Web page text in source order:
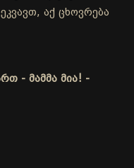
აქ ცხოვრება
- მამმა მია! -